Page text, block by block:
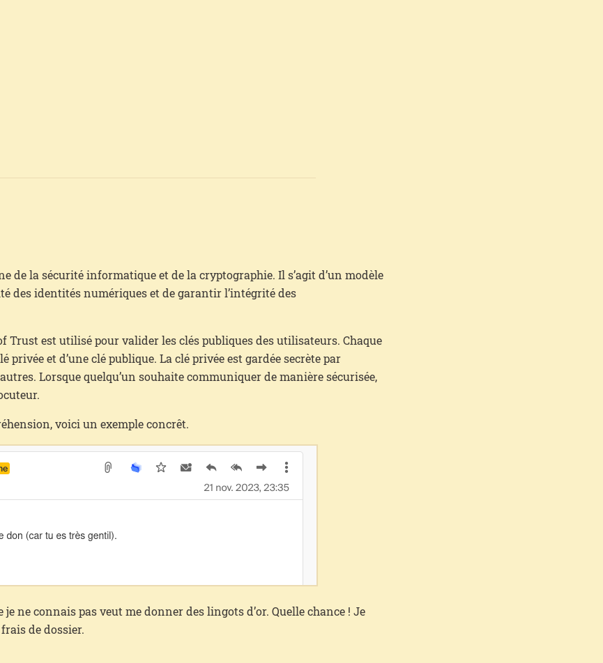
de la sécurité informatique et de la cryptographie. Il s’agit d’un modèle
des identités numériques et de garantir l’intégrité des
Trust est utilisé pour valider les clés publiques des utilisateurs. Chaque
et d’une clé publique. La clé privée est gardée secrète par
Lorsque quelqu’un souhaite communiquer de manière sécurisée,
voici un exemple concrêt.
ne connais pas veut me donner des lingots d’or. Quelle chance ! Je
de dossier.